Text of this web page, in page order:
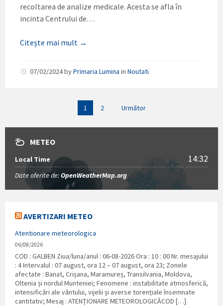
recoltarea de analize medicale. Acesta se afla în
incinta Centrului de…
Citește mai mult →
07/02/2024byPrimaria Lumina in Noutati
1 2 Următor
METEO
Local Time 14:32
Date oferite de:OpenWeatherMap.org
AVERTIZARI METEO
Atentionare meteorologica
06/08/2026
COD : GALBEN Ziua/luna/anul : 06-08-2026 Ora : 10 : 00 Nr. mesajului
: 4 Intervalul : 07 august, ora 12 – 07 august, ora 23; Zonele
afectate : Banat, Crișana, Maramureș, Transilvania, Moldova,
Oltenia și nordul Munteniei; Fenomene : instabilitate atmosferică,
intensificări ale vântului, vijelii și averse torențiale însemnate
cantitativ; Mesaj : ATENȚIONARE METEOROLOGICĂCOD […]